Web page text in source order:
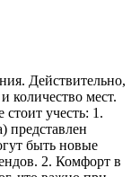
Действительно,
количество мест.
учесть: 1.
представлен
быть новые
2. Комфорт в